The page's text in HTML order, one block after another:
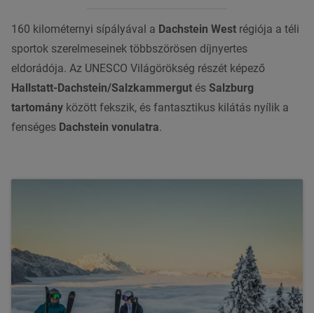
160 kilométernyi sípályával a Dachstein West régiója a téli
sportok szerelmeseinek többszörösen díjnyertes
eldorádója. Az UNESCO Világörökség részét képező
Hallstatt-Dachstein/Salzkammergut és Salzburg
tartomány között fekszik, és fantasztikus kilátás nyílik a
fenséges Dachstein vonulatra.